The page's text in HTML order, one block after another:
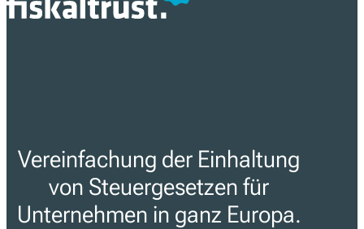
Vereinfachung der Einhaltung
von Steuergesetzen für
Unternehmen in ganz Europa.